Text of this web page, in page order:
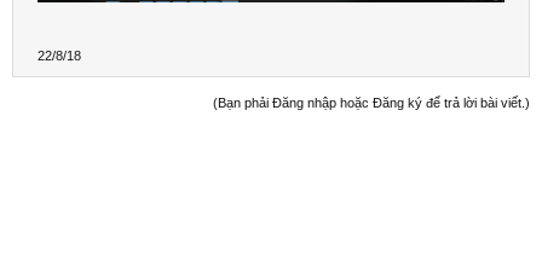
22/8/18
(Bạn phải Đăng nhập hoặc Đăng ký để trả lời bài viết.)